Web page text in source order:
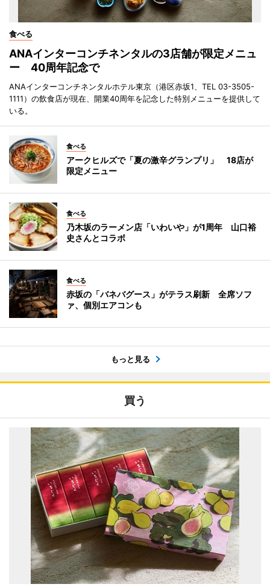
食べる
ANAインターコンチネンタルの3店舗が限定メニュ
ー 40周年記念で
ANAインターコンチネンタルホテル東京（港区赤坂1、TEL 03-3505-
1111）の飲食店が現在、開業40周年を記念した特別メニューを提供して
いる。
食べる
アークヒルズで「夏の激辛グランプリ」 18店が
限定メニュー
食べる
乃木坂のラーメン店「いわいや」が1周年 山口裕
史さんとコラボ
食べる
赤坂の「バネバグース」がテラス刷新 全席ソフ
ァ、個別エアコンも
もっと見る
買う